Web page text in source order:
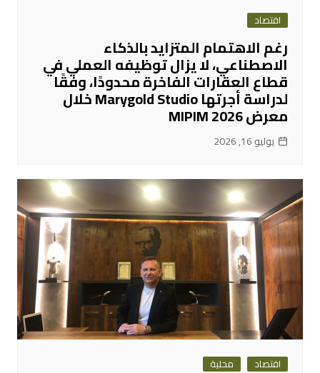
اقتصاد
رغم الاهتمام المتزايد بالذكاء
الاصطناعي، لا يزال توظيفه العملي في
قطاع العقارات الفاخرة محدودًا، وفقًا
لدراسة أجرتها Marygold Studio خلال
معرض MIPIM 2026
يوليو 16, 2026
اقتصاد محلية